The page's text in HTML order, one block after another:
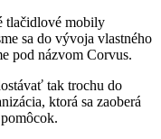
tlačidlové mobily
sa do vývoja vlastného
pod názvom Corvus.
tak trochu do
ktorá sa zaoberá